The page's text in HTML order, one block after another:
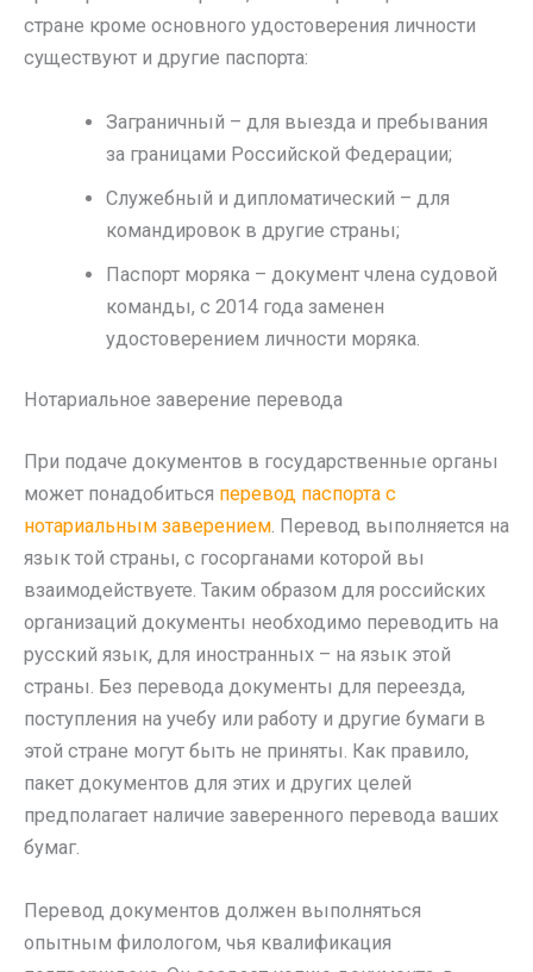
стране кроме основного удостоверения личности
существуют и другие паспорта:
Заграничный – для выезда и пребывания
за границами Российской Федерации;
Служебный и дипломатический – для
командировок в другие страны;
Паспорт моряка – документ члена судовой
команды, с 2014 года заменен
удостоверением личности моряка.
Нотариальное заверение перевода
При подаче документов в государственные органы
может понадобиться перевод паспорта с
нотариальным заверением . Перевод выполняется на
язык той страны, с госорганами которой вы
взаимодействуете. Таким образом для российских
организаций документы необходимо переводить на
русский язык, для иностранных – на язык этой
страны. Без перевода документы для переезда,
поступления на учебу или работу и другие бумаги в
этой стране могут быть не приняты. Как правило,
пакет документов для этих и других целей
предполагает наличие заверенного перевода ваших
бумаг.
Перевод документов должен выполняться
опытным филологом, чья квалификация